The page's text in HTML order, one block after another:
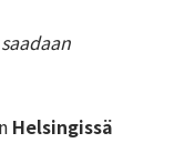
Helsingissä